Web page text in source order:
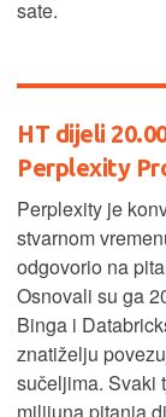
sate.
HT dijeli
Perplexity
Perplexity je
stvarnom
odgovorio na
Osnovali su ga
Binga i
znatiželju
sučeljima. Svaki